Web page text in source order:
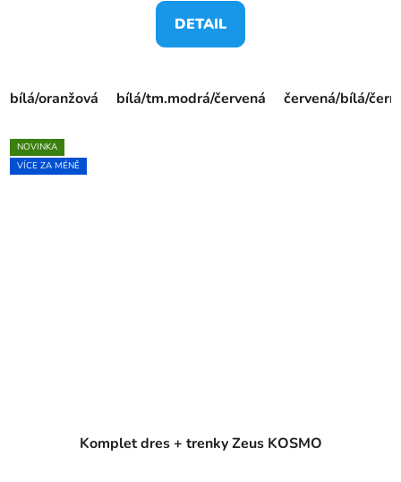
DETAIL
bílá/oranžová bílá/tm.modrá/červená červená/bílá/
NOVINKA
VÍCE ZA MÉNĚ
Komplet dres + trenky Zeus KOSMO